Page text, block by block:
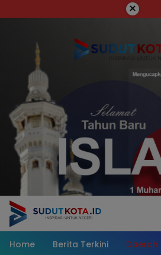
to
×
Home Berita Terkini Daerah